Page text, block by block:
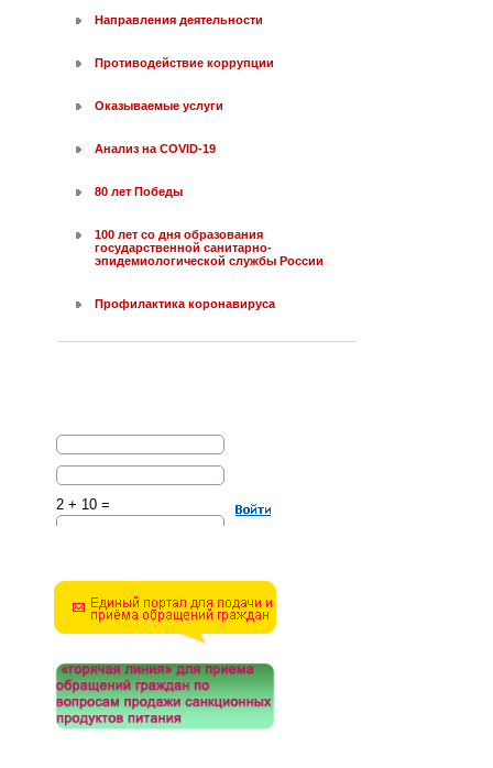
Направления деятельности
Противодействие коррупции
Оказываемые услуги
Анализ на COVID-19
80 лет Победы
100 лет со дня образования
государственной санитарно-
эпидемиологической службы России
Профилактика коронавируса
2 + 10 =